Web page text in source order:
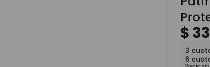
$33
3
6